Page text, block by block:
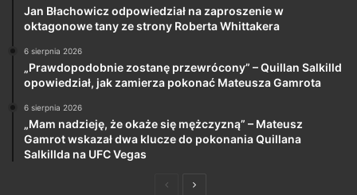
Jan Błachowicz odpowiedział na zaproszenie w
oktagonowe tany ze strony Roberta Whittakera
6 sierpnia 2026
„Prawdopodobnie zostanę przewrócony” – Quillan Salkilld
opowiedział, jak zamierza pokonać Mateusza Gamrota
6 sierpnia 2026
„Mam nadzieję, że okaże się mężczyzną” – Mateusz
Gamrot wskazał dwa klucze do pokonania Quillana
Salkillda na UFC Vegas
PoprzedniaNastępna